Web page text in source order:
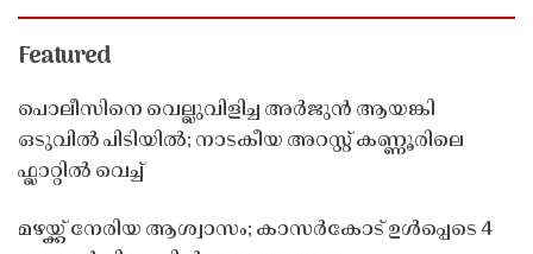
Featured
പൊലീസിനെ വെല്ലുവിളിച്ച അർജുൻ ആയങ്കി
ഒടുവിൽ പിടിയിൽ; നാടകീയ അറസ്റ്റ് കണ്ണൂരിലെ
ഫ്ലാറ്റിൽ വെച്ച്
മഴയ്ക്ക് നേരിയ ആശ്വാസം; കാസർകോട് ഉൾപ്പെടെ 4